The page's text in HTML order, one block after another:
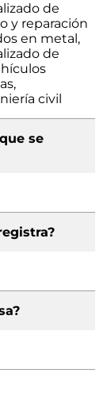
de
y reparación
en metal,
de
civil
se